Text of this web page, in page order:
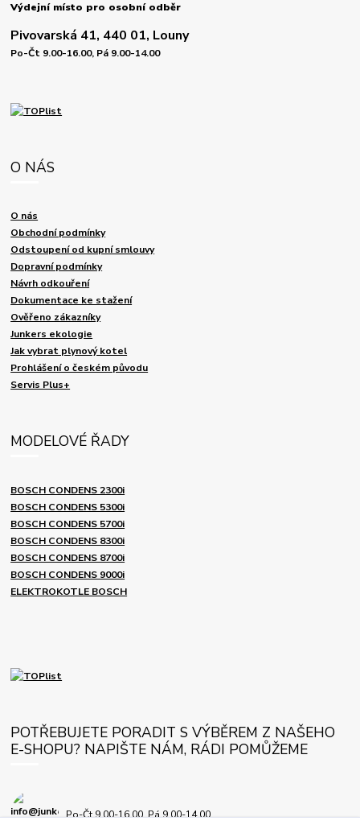
Výdejní místo pro osobní odběr
Pivovarská 41, 440 01, Louny
Po-Čt 9.00-16.00, Pá 9.00-14.00
O NÁS
O nás
Obchodní podmínky
Odstoupení od kupní smlouvy
Dopravní podmínky
Návrh odkouření
Dokumentace ke stažení
Ověřeno zákazníky
Junkers ekologie
Jak vybrat plynový kotel
Prohlášení o českém původu
Servis Plus+
MODELOVÉ ŘADY
BOSCH CONDENS 2300i
BOSCH CONDENS 5300i
BOSCH CONDENS 5700i
BOSCH CONDENS 8300i
BOSCH CONDENS 8700i
BOSCH CONDENS 9000i
ELEKTROKOTLE BOSCH
POTŘEBUJETE PORADIT S VÝBĚREM Z NAŠEHO
E-SHOPU? NAPIŠTE NÁM, RÁDI POMŮŽEME
Po-Čt 9.00-16.00, Pá 9.00-14.00